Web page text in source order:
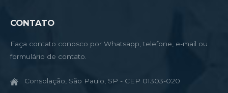
CONTATO
Faça contato conosco por Whatsapp, telefone, e-mail ou
formulário de contato.
Consolação, São Paulo, SP - CEP 01303-020